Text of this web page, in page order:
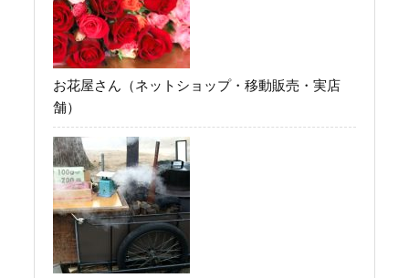
お花屋さん（ネットショップ・移動販売・実店
舗）